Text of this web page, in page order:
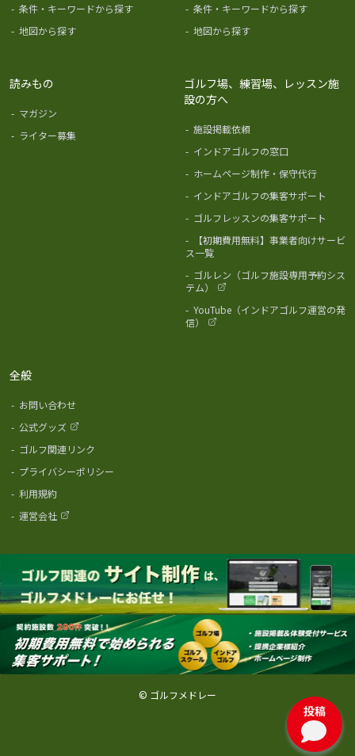
投稿
- 条件・キーワードから探す
- 地図から探す
- 条件・キーワードから探す
- 地図から探す
読みもの
- マガジン
- ライター募集
ゴルフ場、練習場、レッスン施
設の方へ
- 施設掲載依頼
- インドアゴルフの窓口
- ホームページ制作・保守代行
- インドアゴルフの集客サポート
- ゴルフレッスンの集客サポート
-
【初期費用無料】事業者向けサービ
ス一覧
- ゴルレン（ゴルフ施設専用予約シス
テム）
- YouTube（インドアゴルフ運営の発
信）
全般
- お問い合わせ
- 公式グッズ
- ゴルフ関連リンク
- プライバシーポリシー
- 利用規約
- 運営会社
© ゴルフメドレー